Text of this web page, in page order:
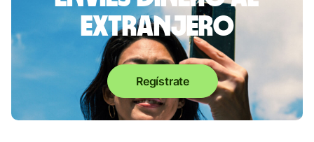
extranjero
Regístrate